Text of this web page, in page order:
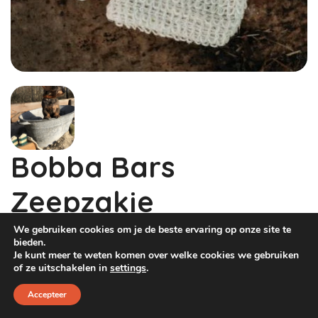
Dog Pawty
Hondentuin abonnement
Hondentuin abonnement
Winkelwagen
Bobba Bars
Zeepzakje
€3,55 €2,95
Voor een duurzamer gebruik van de Bobba Bars
kan je een zeep waszakje bijbestellen.
We gebruiken cookies om je de beste ervaring op onze site te
bieden.
Je kunt meer te weten komen over welke cookies we gebruiken
of ze uitschakelen in settings.
Accepteer